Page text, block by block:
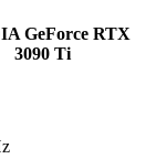
GeForce RTX
3090 Ti